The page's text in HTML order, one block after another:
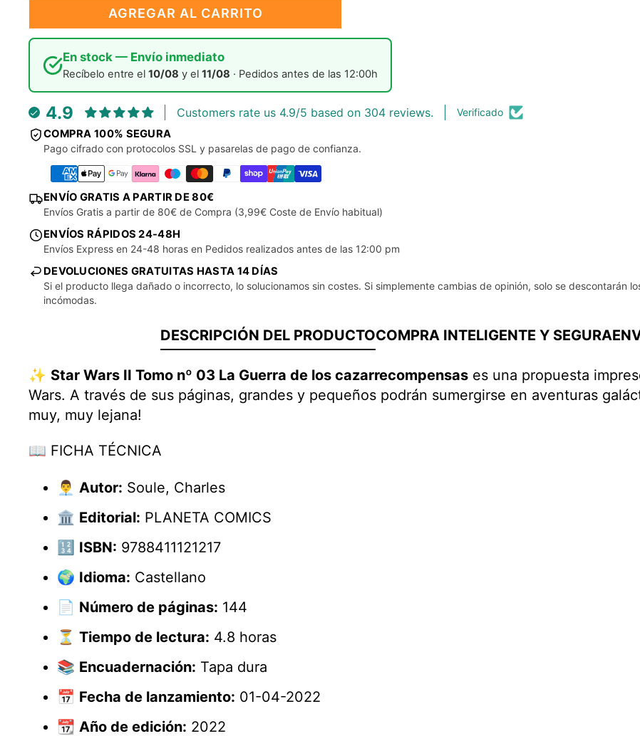
AGREGAR AL CARRITO
En stock — Envío inmediato
Recíbelo entre el 10/08 y el 11/08 · Pedidos antes de las 12:00h
4.9 Customers rate us 4.9/5 based on 304 reviews. Verificado
COMPRA 100% SEGURA
Pago cifrado con protocolos SSL y pasarelas de pago de confianza.
ENVÍO GRATIS A PARTIR DE 80€
Envíos Gratis a partir de 80€ de Compra (3,99€ Coste de Envío habitual)
ENVÍOS RÁPIDOS 24-48H
Envíos Express en 24-48 horas en Pedidos realizados antes de las 12:00 pm
DEVOLUCIONES GRATUITAS HASTA 14 DÍAS
Si el producto llega dañado o incorrecto, lo solucionamos sin costes. Si simplemente cambias de opinión, solo se descontarán
incómodas.
DESCRIPCIÓN DEL PRODUCTOCOMPRA INTELIGENTE Y SEGURA
✨ Star Wars II Tomo nº 03 La Guerra de los cazarrecompensas es una propuesta
Wars. A través de sus páginas, grandes y pequeños podrán sumergirse en aventuras
muy, muy lejana!
📖 FICHA TÉCNICA
👨‍💼 Autor: Soule, Charles
🏛️ Editorial: PLANETA COMICS
🔢 ISBN: 9788411121217
🌍 Idioma: Castellano
📄 Número de páginas: 144
⏳ Tiempo de lectura: 4.8 horas
📚 Encuadernación: Tapa dura
📅 Fecha de lanzamiento: 01-04-2022
📆 Año de edición: 2022